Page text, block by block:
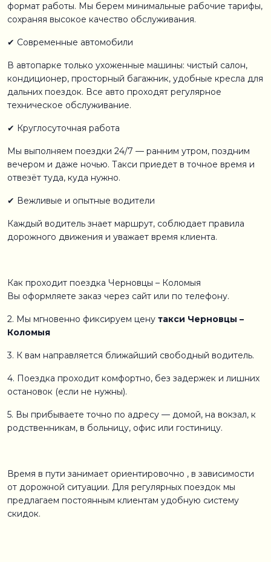
формат работы. Мы берем минимальные рабочие тарифы,
сохраняя высокое качество обслуживания.
✔ Современные автомобили
В автопарке только ухоженные машины: чистый салон,
кондиционер, просторный багажник, удобные кресла для
дальних поездок. Все авто проходят регулярное
техническое обслуживание.
✔ Круглосуточная работа
Мы выполняем поездки 24/7 — ранним утром, поздним
вечером и даже ночью. Такси приедет в точное время и
отвезёт туда, куда нужно.
✔ Вежливые и опытные водители
Каждый водитель знает маршрут, соблюдает правила
дорожного движения и уважает время клиента.
Как проходит поездка Черновцы – Коломыя
Вы оформляете заказ через сайт или по телефону.
2. Мы мгновенно фиксируем цену такси Черновцы –
Коломыя
3. К вам направляется ближайший свободный водитель.
4. Поездка проходит комфортно, без задержек и лишних
остановок (если не нужны).
5. Вы прибываете точно по адресу — домой, на вокзал, к
родственникам, в больницу, офис или гостиницу.
Время в пути занимает ориентировочно , в зависимости
от дорожной ситуации. Для регулярных поездок мы
предлагаем постоянным клиентам удобную систему
скидок.